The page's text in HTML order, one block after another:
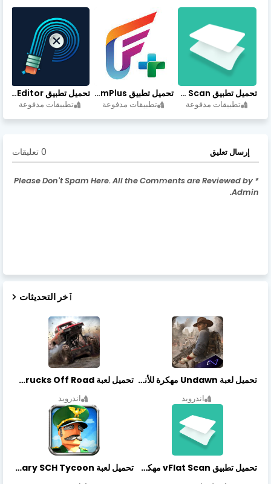
تحميل تطبيق vFlat Scan مهكر آخر إصدار
تطبيقات مدفوعة
تحميل تطبيق FilmPlus أخر إصدار
تطبيقات مدفوعة
تحميل تطبيق Retouch Remove Objects Editor مهكرة اخر إصدار
تطبيقات مدفوعة
إرسال تعليق 0 تعليقات
* Please Don't Spam Here. All the Comments are Reviewed by
Admin.
ٱخر التحديثات
تحميل لعبة Undawn مهكرة للأندرويد أخر إصدار | تحميل مباشر + موارد غير محدودة
اندرويد
تحميل لعبة Trucks Off Road مهكرة اخر اصدار
اندرويد
تحميل تطبيق vFlat Scan مهكر آخر إصدار تحميل لعبة Idle Military SCH Tycoon مهكرة آخر إصدار